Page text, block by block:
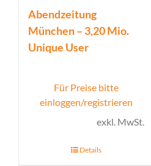
Abendzeitung
München – 3,20 Mio.
Unique User
Für Preise bitte
einloggen/registrieren
exkl. MwSt.
Details